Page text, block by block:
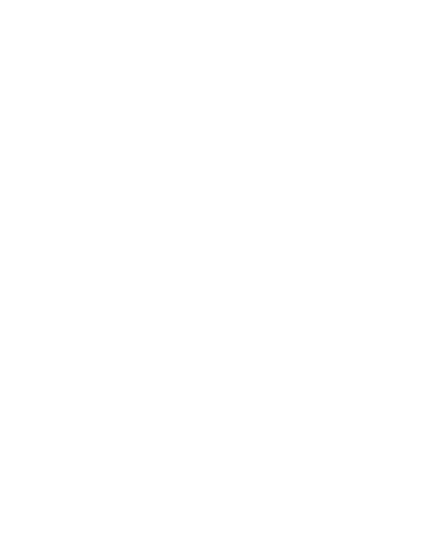
nach § 70 StVZO beantragen
Arbeitsmaschinen (z.B. Gabelstapler, Mähdrescher)